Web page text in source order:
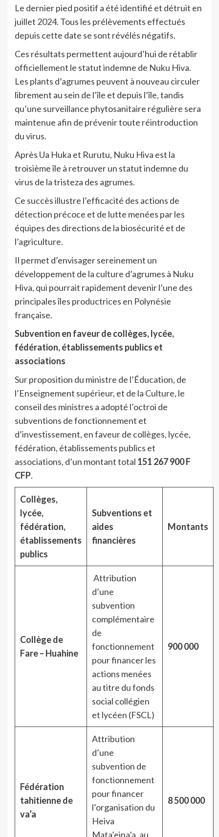
Le dernier pied positif a été identifié et détruit en
juillet 2024. Tous les prélèvements effectués
depuis cette date se sont révélés négatifs.
Ces résultats permettent aujourd’hui de rétablir
officiellement le statut indemne de Nuku Hiva.
Les plants d’agrumes peuvent à nouveau circuler
librement au sein de l’île et depuis l’île, tandis
qu’une surveillance phytosanitaire régulière sera
maintenue afin de prévenir toute réintroduction
du virus.
Après Ua Huka et Rurutu, Nuku Hiva est la
troisième île à retrouver un statut indemne du
virus de la tristeza des agrumes.
Ce succès illustre l’efficacité des actions de
détection précoce et de lutte menées par les
équipes des directions de la biosécurité et de
l’agriculture.
Il permet d’envisager sereinement un
développement de la culture d’agrumes à Nuku
Hiva, qui pourrait rapidement devenir l’une des
principales îles productrices en Polynésie
française.
Subvention en faveur de collèges, lycée,
fédération, établissements publics et
associations
Sur proposition du ministre de l’Éducation, de
l’Enseignement supérieur, et de la Culture, le
conseil des ministres a adopté l’octroi de
subventions de fonctionnement et
d’investissement, en faveur de collèges, lycée,
fédération, établissements publics et
associations, d’un montant total 151 267 900 F
CFP.
Collèges,
lycée,
fédération,
établissements
publics
Subventions et
aides
financières
Montants
Collège de
Fare – Huahine
Attribution
d’une
subvention
complémentaire
de
fonctionnement
pour financer les
actions menées
au titre du fonds
social collégien
et lycéen (FSCL)
900 000
Fédération
tahitienne de
va’a
Attribution
d’une
subvention de
fonctionnement
pour financer
l’organisation du
Heiva
Mata’eina’a, au
8 500 000